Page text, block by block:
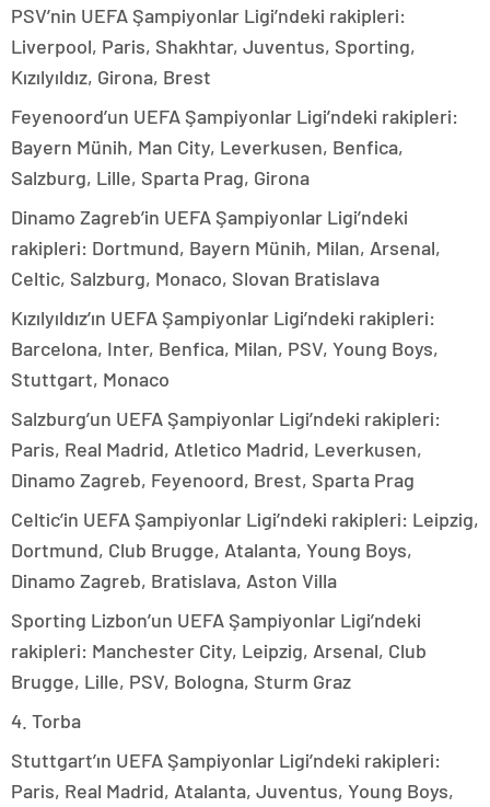
PSV’nin UEFA Şampiyonlar Ligi’ndeki rakipleri:
Liverpool, Paris, Shakhtar, Juventus, Sporting,
Kızılyıldız, Girona, Brest
Feyenoord’un UEFA Şampiyonlar Ligi’ndeki rakipleri:
Bayern Münih, Man City, Leverkusen, Benfica,
Salzburg, Lille, Sparta Prag, Girona
Dinamo Zagreb’in UEFA Şampiyonlar Ligi’ndeki
rakipleri: Dortmund, Bayern Münih, Milan, Arsenal,
Celtic, Salzburg, Monaco, Slovan Bratislava
Kızılyıldız’ın UEFA Şampiyonlar Ligi’ndeki rakipleri:
Barcelona, Inter, Benfica, Milan, PSV, Young Boys,
Stuttgart, Monaco
Salzburg’un UEFA Şampiyonlar Ligi’ndeki rakipleri:
Paris, Real Madrid, Atletico Madrid, Leverkusen,
Dinamo Zagreb, Feyenoord, Brest, Sparta Prag
Celtic’in UEFA Şampiyonlar Ligi’ndeki rakipleri: Leipzig,
Dortmund, Club Brugge, Atalanta, Young Boys,
Dinamo Zagreb, Bratislava, Aston Villa
Sporting Lizbon’un UEFA Şampiyonlar Ligi’ndeki
rakipleri: Manchester City, Leipzig, Arsenal, Club
Brugge, Lille, PSV, Bologna, Sturm Graz
4. Torba
Stuttgart’ın UEFA Şampiyonlar Ligi’ndeki rakipleri:
Paris, Real Madrid, Atalanta, Juventus, Young Boys,